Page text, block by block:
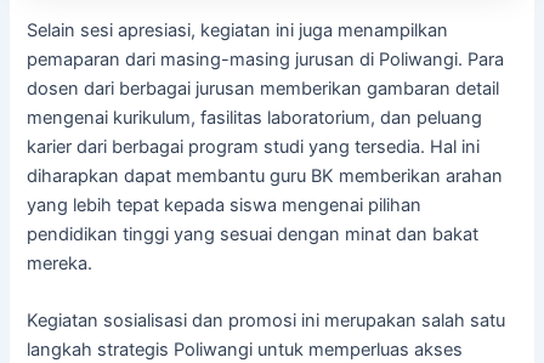
Selain sesi apresiasi, kegiatan ini juga menampilkan
pemaparan dari masing-masing jurusan di Poliwangi. Para
dosen dari berbagai jurusan memberikan gambaran detail
mengenai kurikulum, fasilitas laboratorium, dan peluang
karier dari berbagai program studi yang tersedia. Hal ini
diharapkan dapat membantu guru BK memberikan arahan
yang lebih tepat kepada siswa mengenai pilihan
pendidikan tinggi yang sesuai dengan minat dan bakat
mereka.
Kegiatan sosialisasi dan promosi ini merupakan salah satu
langkah strategis Poliwangi untuk memperluas akses